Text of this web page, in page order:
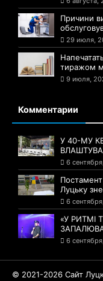
Причини
29 июля,
тиражом
9 июля,
Комментарии
У 40-МУ
6
Луцьку
6
«У РИТМІ
6
© 2021-2026 Сайт